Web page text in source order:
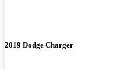
2019 Dodge Charger